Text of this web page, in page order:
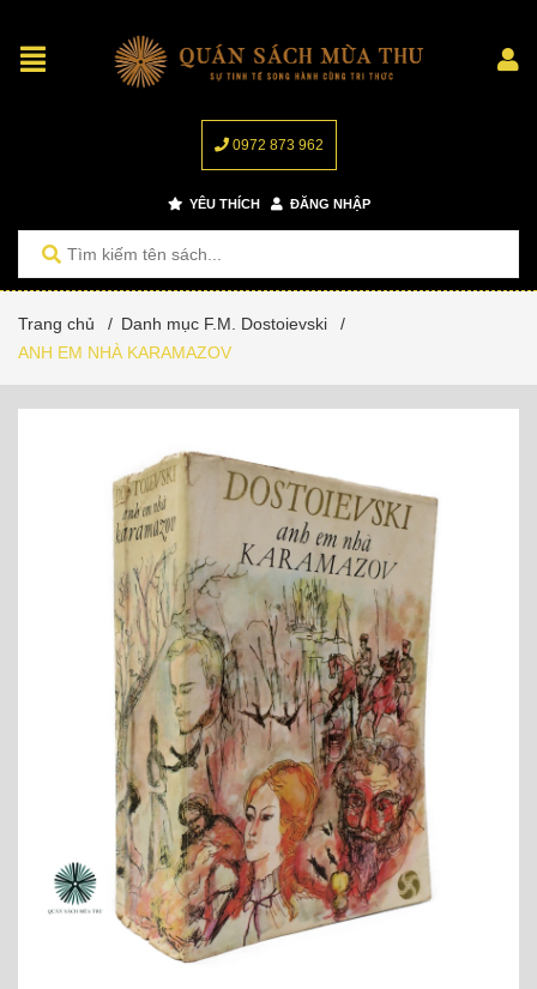
0972 873 962
YÊU THÍCH ĐĂNG NHẬP
Trang chủ / Danh mục F.M. Dostoievski
/
ANH EM NHÀ KARAMAZOV